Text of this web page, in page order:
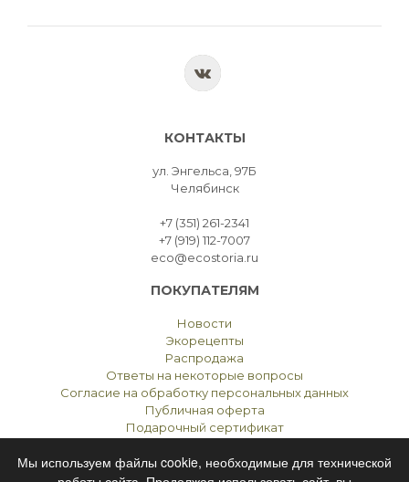
КОНТАКТЫ
ул. Энгельса, 97Б
Челябинск
+7 (351) 261-2341
+7 (919) 112-7007
eco@ecostoria.ru
ПОКУПАТЕЛЯМ
Новости
Экорецепты
Распродажа
Ответы на некоторые вопросы
Согласие на обработку персональных данных
Публичная оферта
Подарочный сертификат
Мы используем файлы cookie, необходимые для технической